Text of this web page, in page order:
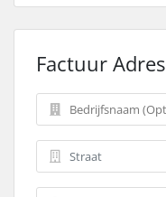
Factuur Adres